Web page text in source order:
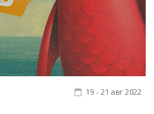
19 - 21 авг 2022